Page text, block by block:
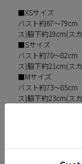
■XSサイズ
バスト約67～
ス)脇下約19cm(ス
■Sサイズ
バスト約70～
ス)脇下約21cm(ス
■Mサイズ
バスト約73～
ス)脇下約23cm(ス
※平置きでの実寸
伸縮性 なし